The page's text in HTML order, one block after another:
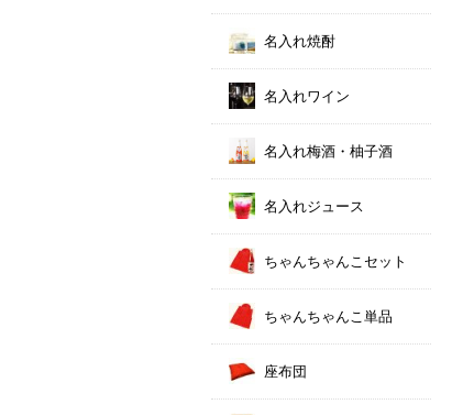
名入れ焼酎
名入れワイン
名入れ梅酒・柚子酒
名入れジュース
ちゃんちゃんこセット
ちゃんちゃんこ単品
座布団